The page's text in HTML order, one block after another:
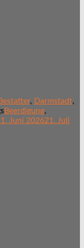
Bestatter, Darmstadt,
Beerdigung,
Juni 202621. Juli